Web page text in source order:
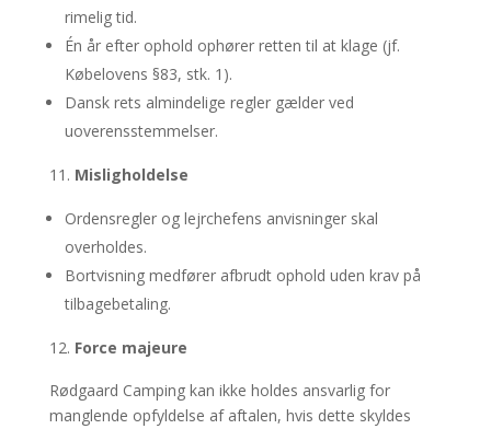
rimelig tid.
Én år efter ophold ophører retten til at klage (jf.
Købelovens §83, stk. 1).
Dansk rets almindelige regler gælder ved
uoverensstemmelser.
Misligholdelse
Ordensregler og lejrchefens anvisninger skal
overholdes.
Bortvisning medfører afbrudt ophold uden krav på
tilbagebetaling.
Force majeure
Rødgaard Camping kan ikke holdes ansvarlig for
manglende opfyldelse af aftalen, hvis dette skyldes